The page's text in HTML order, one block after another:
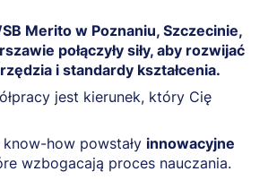
Merito w Poznaniu, Szczecinie,
połączyły siły, aby rozwijać
i standardy kształcenia.
jest kierunek, który Cię
how powstały innowacyjne
wzbogacają proces nauczania.